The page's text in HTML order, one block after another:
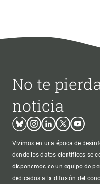
No te
noticia
BlueskyInstagram
LinkedinTwitterYoutube
Vivimos en una época de
donde los datos científicos se
disponemos de un equipo de
dedicados a la difusión del